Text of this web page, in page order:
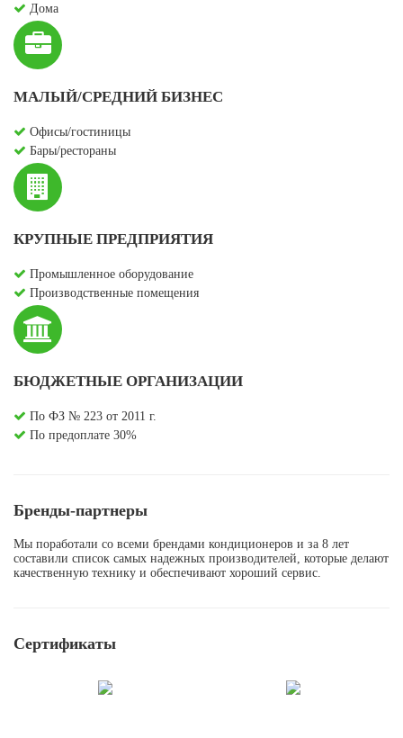
Дома
МАЛЫЙ/СРЕДНИЙ БИЗНЕС
Офисы/гостиницы
Бары/рестораны
КРУПНЫЕ ПРЕДПРИЯТИЯ
Промышленное оборудование
Производственные помещения
БЮДЖЕТНЫЕ ОРГАНИЗАЦИИ
По ФЗ № 223 от 2011 г.
По предоплате 30%
Бренды-партнеры
Мы поработали со всеми брендами кондиционеров и за 8 лет
составили список самых надежных производителей, которые делают
качественную технику и обеспечивают хороший сервис.
Сертификаты